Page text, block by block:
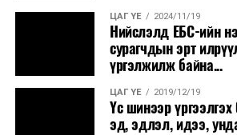
ЦАГ ҮЕ 2024/11/19
Нийслэлд ЕБС-ийн
сурагчдын эрт
үргэлжилж байна...
ЦАГ ҮЕ 2019/12/19
Үс шинээр
эд, эдлэл, идээ,